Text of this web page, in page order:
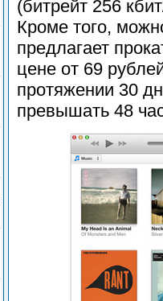
(битрейт 256
Кроме того,
предлагает
цене от 69
протяжении 30
превышать 48